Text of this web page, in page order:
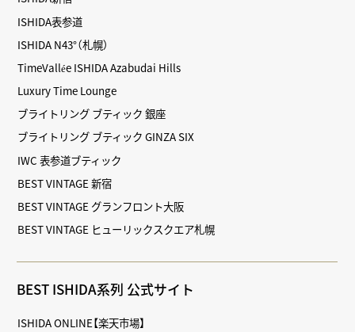
ISHIDA表参道
ISHIDA N43°（札幌）
TimeVallée ISHIDA Azabudai Hills
Luxury Time Lounge
ブライトリング ブティック 銀座
ブライトリング ブティック GINZA SIX
IWC 表参道ブティック
BEST VINTAGE 新宿
BEST VINTAGE グランフロント大阪
BEST VINTAGE ヒューリックスクエア札幌
BEST ISHIDA系列 公式サイト
ISHIDA ONLINE【楽天市場】